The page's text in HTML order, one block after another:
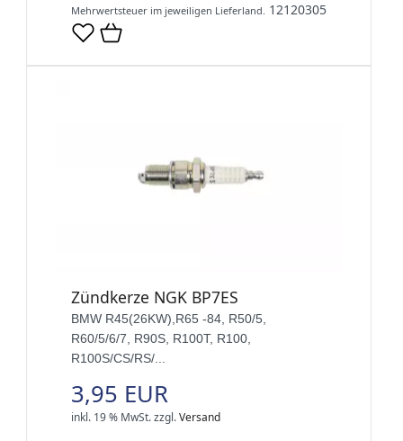
Mehrwertsteuer im jeweiligen Lieferland. 12120305
Zündkerze NGK BP7ES
BMW R45(26KW),R65 -84, R50/5,
R60/5/6/7, R90S, R100T, R100,
R100S/CS/RS/...
3,95 EUR
inkl. 19 % MwSt.zzgl.Versand